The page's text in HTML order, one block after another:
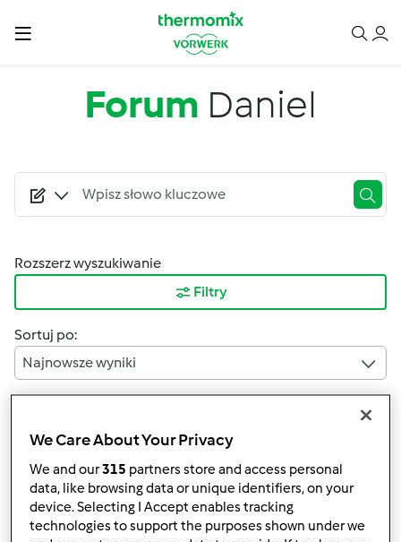
Forum Daniel
Rozszerz wyszukiwanie
Filtry
Sortuj po:
Najnowsze wyniki
10
3 | Ostatni wpis
Szybka odpowiedź
We Care About Your Privacy
We and our315 partners store and access personal
data, like browsing data or unique identifiers, on your
device. Selecting I Accept enables tracking
technologies to support the purposes shown under we